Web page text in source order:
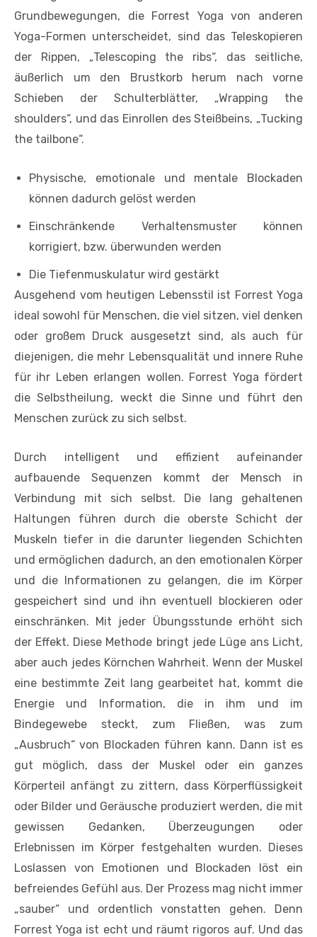
Grundbewegungen, die Forrest Yoga von anderen
Yoga-Formen unterscheidet, sind das Teleskopieren
der Rippen, „Telescoping the ribs“, das seitliche,
äußerlich um den Brustkorb herum nach vorne
Schieben der Schulterblätter, „Wrapping the
shoulders“, und das Einrollen des Steißbeins, „Tucking
the tailbone“.
Physische, emotionale und mentale Blockaden
können dadurch gelöst werden
Einschränkende Verhaltensmuster können
korrigiert, bzw. überwunden werden
Die Tiefenmuskulatur wird gestärkt
Ausgehend vom heutigen Lebensstil ist Forrest Yoga
ideal sowohl für Menschen, die viel sitzen, viel denken
oder großem Druck ausgesetzt sind, als auch für
diejenigen, die mehr Lebensqualität und innere Ruhe
für ihr Leben erlangen wollen. Forrest Yoga fördert
die Selbstheilung, weckt die Sinne und führt den
Menschen zurück zu sich selbst.
Durch intelligent und effizient aufeinander
aufbauende Sequenzen kommt der Mensch in
Verbindung mit sich selbst. Die lang gehaltenen
Haltungen führen durch die oberste Schicht der
Muskeln tiefer in die darunter liegenden Schichten
und ermöglichen dadurch, an den emotionalen Körper
und die Informationen zu gelangen, die im Körper
gespeichert sind und ihn eventuell blockieren oder
einschränken. Mit jeder Übungsstunde erhöht sich
der Effekt. Diese Methode bringt jede Lüge ans Licht,
aber auch jedes Körnchen Wahrheit. Wenn der Muskel
eine bestimmte Zeit lang gearbeitet hat, kommt die
Energie und Information, die in ihm und im
Bindegewebe steckt, zum Fließen, was zum
„Ausbruch“ von Blockaden führen kann. Dann ist es
gut möglich, dass der Muskel oder ein ganzes
Körperteil anfängt zu zittern, dass Körperflüssigkeit
oder Bilder und Geräusche produziert werden, die mit
gewissen Gedanken, Überzeugungen oder
Erlebnissen im Körper festgehalten wurden. Dieses
Loslassen von Emotionen und Blockaden löst ein
befreiendes Gefühl aus. Der Prozess mag nicht immer
„sauber“ und ordentlich vonstatten gehen. Denn
Forrest Yoga ist echt und räumt rigoros auf. Und das